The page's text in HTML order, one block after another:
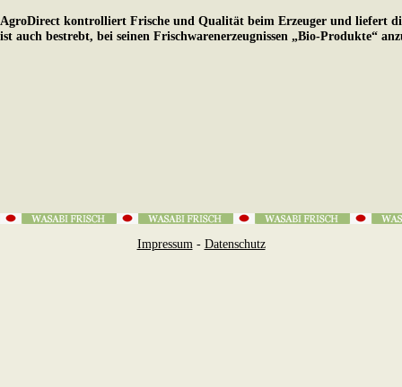
AgroDirect kontrolliert Frische und Qualität beim Erzeuger und liefert
ist auch bestrebt, bei seinen Frischwarenerzeugnissen „Bio-Produkte“
Impressum - Datenschutz